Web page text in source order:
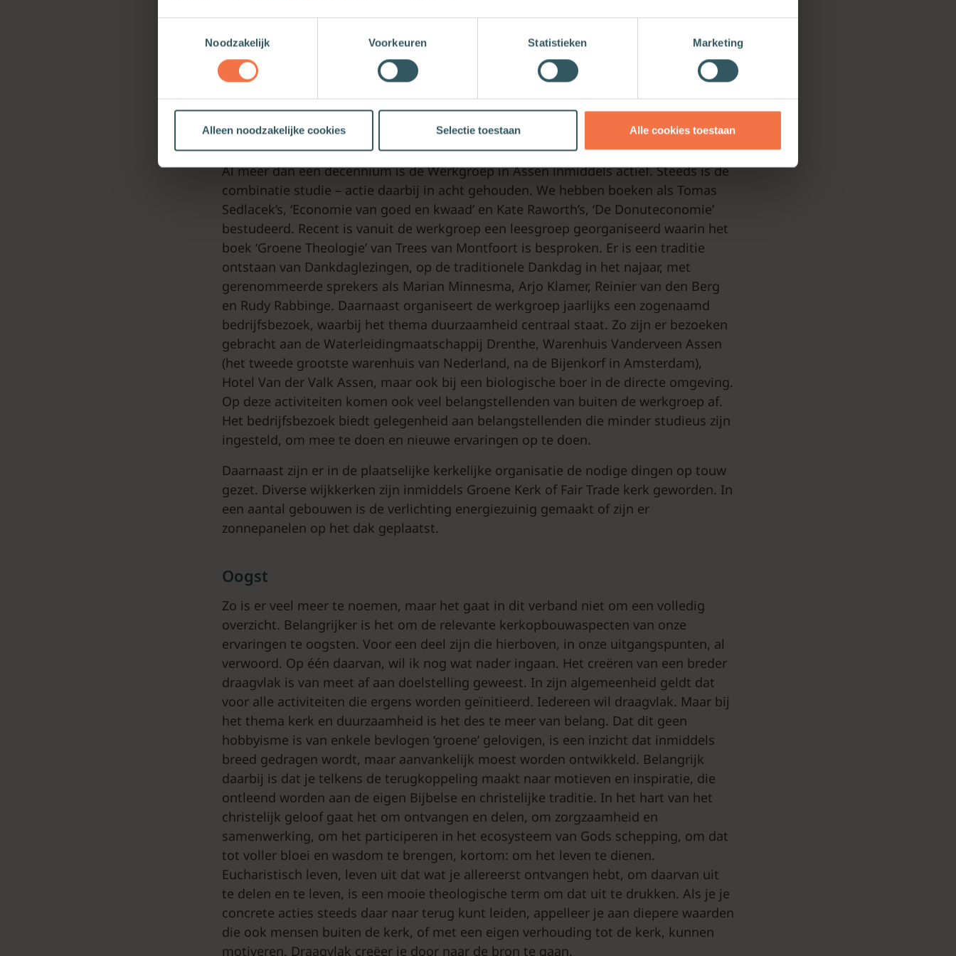
Noodzakelijk
Voorkeuren Statistieken Marketing
Alleen noodzakelijke cookies Selectie toestaan Alle cookies toestaan
gescheiden terreinen zijn, terwijl het er juist om gaat boven tafel te krijgen dat
economie ook over geloof gaat – economie wordt door waarden gedreven – en dat
het tegelijkertijd in het geloof ook over economische zaken gaat – van
gerechtigheid, delen, samenwerken, waarde creëren, enzovoort. Economie en
Hoofd, hart en handen
Al meer dan een decennium is de Werkgroep in Assen inmiddels actief. Steeds is de
combinatie studie – actie daarbij in acht gehouden. We hebben boeken als Tomas
Sedlacek’s, ‘Economie van goed en kwaad’ en Kate Raworth’s, ‘De Donuteconomie’
bestudeerd. Recent is vanuit de werkgroep een leesgroep georganiseerd waarin het
boek ‘Groene Theologie’ van Trees van Montfoort is besproken. Er is een traditie
ontstaan van Dankdaglezingen, op de traditionele Dankdag in het najaar, met
gerenommeerde sprekers als Marian Minnesma, Arjo Klamer, Reinier van den Berg
en Rudy Rabbinge. Daarnaast organiseert de werkgroep jaarlijks een zogenaamd
bedrijfsbezoek, waarbij het thema duurzaamheid centraal staat. Zo zijn er bezoeken
gebracht aan de Waterleidingmaatschappij Drenthe, Warenhuis Vanderveen Assen
(het tweede grootste warenhuis van Nederland, na de Bijenkorf in Amsterdam),
Hotel Van der Valk Assen, maar ook bij een biologische boer in de directe omgeving.
Op deze activiteiten komen ook veel belangstellenden van buiten de werkgroep af.
Het bedrijfsbezoek biedt gelegenheid aan belangstellenden die minder studieus zijn
ingesteld, om mee te doen en nieuwe ervaringen op te doen.
Daarnaast zijn er in de plaatselijke kerkelijke organisatie de nodige dingen op touw
gezet. Diverse wijkkerken zijn inmiddels Groene Kerk of Fair Trade kerk geworden. In
een aantal gebouwen is de verlichting energiezuinig gemaakt of zijn er
zonnepanelen op het dak geplaatst.
Oogst
Zo is er veel meer te noemen, maar het gaat in dit verband niet om een volledig
overzicht. Belangrijker is het om de relevante kerkopbouwaspecten van onze
ervaringen te oogsten. Voor een deel zijn die hierboven, in onze uitgangspunten, al
verwoord. Op één daarvan, wil ik nog wat nader ingaan. Het creëren van een breder
draagvlak is van meet af aan doelstelling geweest. In zijn algemeenheid geldt dat
voor alle activiteiten die ergens worden geïnitieerd. Iedereen wil draagvlak. Maar bij
het thema kerk en duurzaamheid is het des te meer van belang. Dat dit geen
hobbyisme is van enkele bevlogen ‘groene’ gelovigen, is een inzicht dat inmiddels
breed gedragen wordt, maar aanvankelijk moest worden ontwikkeld. Belangrijk
daarbij is dat je telkens de terugkoppeling maakt naar motieven en inspiratie, die
ontleend worden aan de eigen Bijbelse en christelijke traditie. In het hart van het
christelijk geloof gaat het om ontvangen en delen, om zorgzaamheid en
samenwerking, om het participeren in het ecosysteem van Gods schepping, om dat
tot voller bloei en wasdom te brengen, kortom: om het leven te dienen.
Eucharistisch leven, leven uit dat wat je allereerst ontvangen hebt, om daarvan uit
te delen en te leven, is een mooie theologische term om dat uit te drukken. Als je je
concrete acties steeds daar naar terug kunt leiden, appelleer je aan diepere waarden
die ook mensen buiten de kerk, of met een eigen verhouding tot de kerk, kunnen
motiveren. Draagvlak creëer je door naar de bron te gaan.